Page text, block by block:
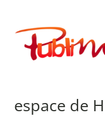
contenu
Publimath
espace de